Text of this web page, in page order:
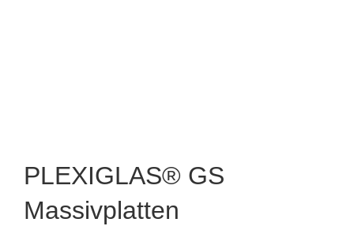
PLEXIGLAS® GS
Massivplatten